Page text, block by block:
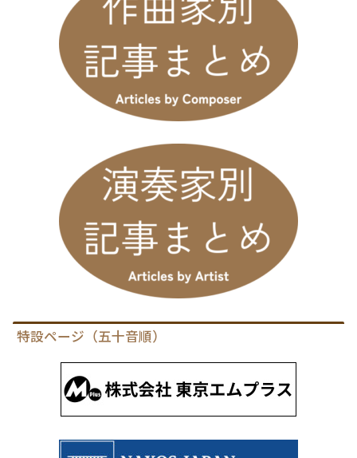
特設ページ（五十音順）